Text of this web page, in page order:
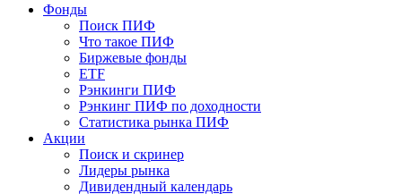
Фонды
Поиск ПИФ
Что такое ПИФ
Биржевые фонды
ETF
Рэнкинги ПИФ
Рэнкинг ПИФ по доходности
Статистика рынка ПИФ
Акции
Поиск и скринер
Лидеры рынка
Дивидендный календарь